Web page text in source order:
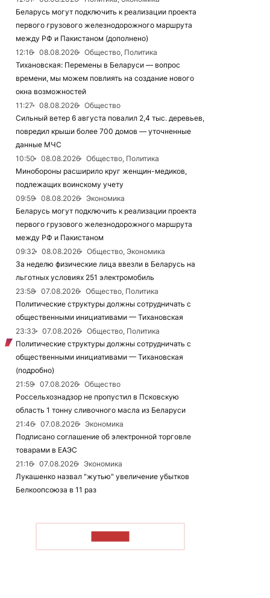
Беларусь могут подключить к реализации проекта
первого грузового железнодорожного маршрута
между РФ и Пакистаном (дополнено)
12:16
08.08.2026
Общество, Политика
Тихановская: Перемены в Беларуси — вопрос
времени, мы можем повлиять на создание нового
окна возможностей
11:27
08.08.2026
Общество
Сильный ветер 6 августа повалил 2,4 тыс. деревьев,
повредил крыши более 700 домов — уточненные
данные МЧС
10:50
08.08.2026
Общество, Политика
Минобороны расширило круг женщин-медиков,
подлежащих воинскому учету
09:59
08.08.2026
Экономика
Беларусь могут подключить к реализации проекта
первого грузового железнодорожного маршрута
между РФ и Пакистаном
09:32
08.08.2026
Общество, Экономика
За неделю физические лица ввезли в Беларусь на
льготных условиях 251 электромобиль
23:58
07.08.2026
Общество, Политика
Политические структуры должны сотрудничать с
общественными инициативами — Тихановская
23:33
07.08.2026
Общество, Политика
Политические структуры должны сотрудничать с
общественными инициативами — Тихановская
(подробно)
21:59
07.08.2026
Общество
Россельхознадзор не пропустил в Псковскую
область 1 тонну сливочного масла из Беларуси
21:46
07.08.2026
Экономика
Подписано соглашение об электронной торговле
товарами в ЕАЭС
21:16
07.08.2026
Экономика
Лукашенко назвал "жутью" увеличение убытков
Белкоопсоюза в 11 раз